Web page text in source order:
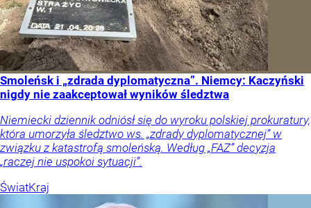
Smoleńsk i „zdrada dyplomatyczna”. Niemcy: Kaczyński
nigdy nie zaakceptował wyników śledztwa
Niemiecki dziennik odniósł się do wyroku polskiej prokuratury,
która umorzyła śledztwo ws. „zdrady dyplomatycznej” w
związku z katastrofą smoleńską. Według „FAZ” decyzja
„raczej nie uspokoi sytuacji”.
ŚwiatKraj